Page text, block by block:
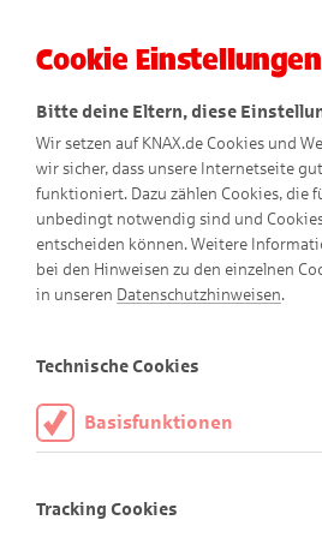
mbros
Experimentieren
Cookie Einstellungen
Bitte deine Eltern, diese
Wir setzen auf KNAX.de Cookies und
wir sicher, dass unsere Internetseite
funktioniert. Dazu zählen Cookies, die
unbedingt notwendig sind und
entscheiden können. Weitere
bei den Hinweisen zu den einzelnen
in unseren Datenschutzhinweisen.
Technische Cookies
Basisfunktionen
aktiviert sein.
Tracking Cookies